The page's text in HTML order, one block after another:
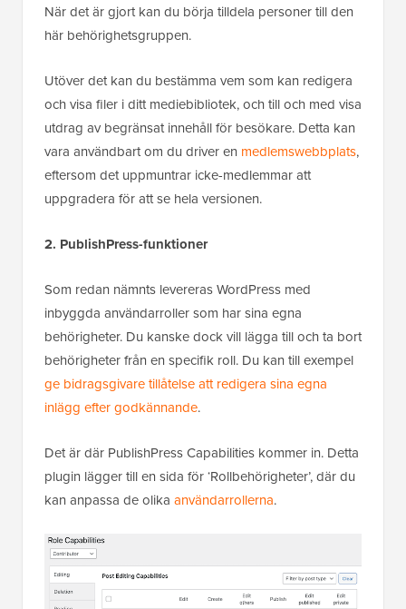
När det är gjort kan du börja tilldela personer till den
här behörighetsgruppen.
Utöver det kan du bestämma vem som kan redigera
och visa filer i ditt mediebibliotek, och till och med visa
utdrag av begränsat innehåll för besökare. Detta kan
vara användbart om du driver en medlemswebbplats,
eftersom det uppmuntrar icke-medlemmar att
uppgradera för att se hela versionen.
2. PublishPress-funktioner
Som redan nämnts levereras WordPress med
inbyggda användarroller som har sina egna
behörigheter. Du kanske dock vill lägga till och ta bort
behörigheter från en specifik roll. Du kan till exempel
ge bidragsgivare tillåtelse att redigera sina egna
inlägg efter godkännande.
Det är där PublishPress Capabilities kommer in. Detta
plugin lägger till en sida för ‘Rollbehörigheter’, där du
kan anpassa de olika användarrollerna.